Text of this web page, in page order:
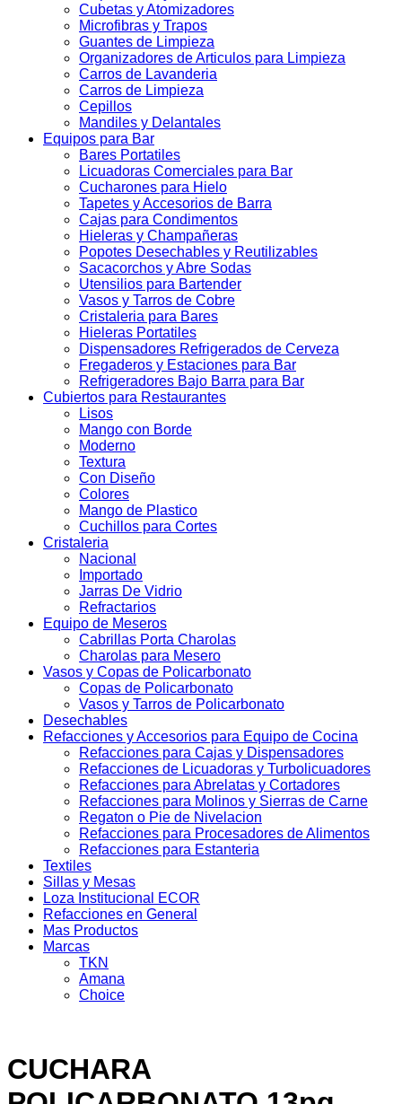
Cubetas y Atomizadores
Microfibras y Trapos
Guantes de Limpieza
Organizadores de Articulos para Limpieza
Carros de Lavanderia
Carros de Limpieza
Cepillos
Mandiles y Delantales
Equipos para Bar
Bares Portatiles
Licuadoras Comerciales para Bar
Cucharones para Hielo
Tapetes y Accesorios de Barra
Cajas para Condimentos
Hieleras y Champañeras
Popotes Desechables y Reutilizables
Sacacorchos y Abre Sodas
Utensilios para Bartender
Vasos y Tarros de Cobre
Cristaleria para Bares
Hieleras Portatiles
Dispensadores Refrigerados de Cerveza
Fregaderos y Estaciones para Bar
Refrigeradores Bajo Barra para Bar
Cubiertos para Restaurantes
Lisos
Mango con Borde
Moderno
Textura
Con Diseño
Colores
Mango de Plastico
Cuchillos para Cortes
Cristaleria
Nacional
Importado
Jarras De Vidrio
Refractarios
Equipo de Meseros
Cabrillas Porta Charolas
Charolas para Mesero
Vasos y Copas de Policarbonato
Copas de Policarbonato
Vasos y Tarros de Policarbonato
Desechables
Refacciones y Accesorios para Equipo de Cocina
Refacciones para Cajas y Dispensadores
Refacciones de Licuadoras y Turbolicuadores
Refacciones para Abrelatas y Cortadores
Refacciones para Molinos y Sierras de Carne
Regaton o Pie de Nivelacion
Refacciones para Procesadores de Alimentos
Refacciones para Estanteria
Textiles
Sillas y Mesas
Loza Institucional ECOR
Refacciones en General
Mas Productos
Marcas
TKN
Amana
Choice
CUCHARA